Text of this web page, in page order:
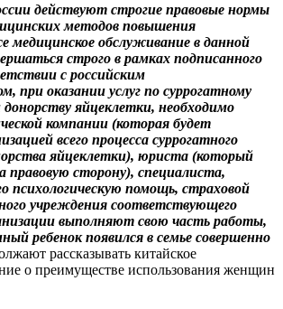
действуют строгие правовые нормы
методов повышения
медицинское обслуживание в данной
строго в рамках подписанного
с российским
при оказании услуг по суррогатному
яйцеклетки, необходимо
компании (которая будет
всего процесса суррогатного
яйцеклетки), юриста (который
правовую сторону), специалиста,
психологическую помощь, страховой
учреждения соответствующего
выполняют свою часть работы,
ребенок появился в семье совершенно
рассказывать китайское
о преимуществе использования женщин